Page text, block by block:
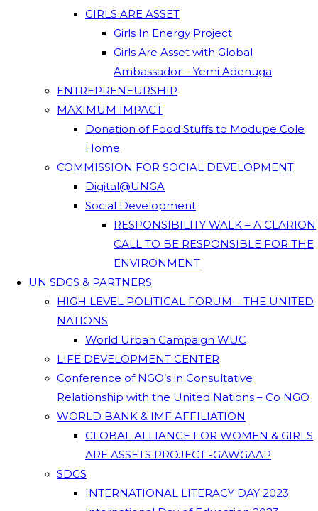
GIRLS ARE ASSET
Girls In Energy Project
Girls Are Asset with Global
Ambassador – Yemi Adenuga
ENTREPRENEURSHIP
MAXIMUM IMPACT
Donation of Food Stuffs to Modupe Cole
Home
COMMISSION FOR SOCIAL DEVELOPMENT
Digital@UNGA
Social Development
RESPONSIBILITY WALK – A CLARION
CALL TO BE RESPONSIBLE FOR THE
ENVIRONMENT
UN SDGS & PARTNERS
HIGH LEVEL POLITICAL FORUM – THE UNITED
NATIONS
World Urban Campaign WUC
LIFE DEVELOPMENT CENTER
Conference of NGO’s in Consultative
Relationship with the United Nations – Co NGO
WORLD BANK & IMF AFFILIATION
GLOBAL ALLIANCE FOR WOMEN & GIRLS
ARE ASSETS PROJECT -GAWGAAP
SDGS
INTERNATIONAL LITERACY DAY 2023